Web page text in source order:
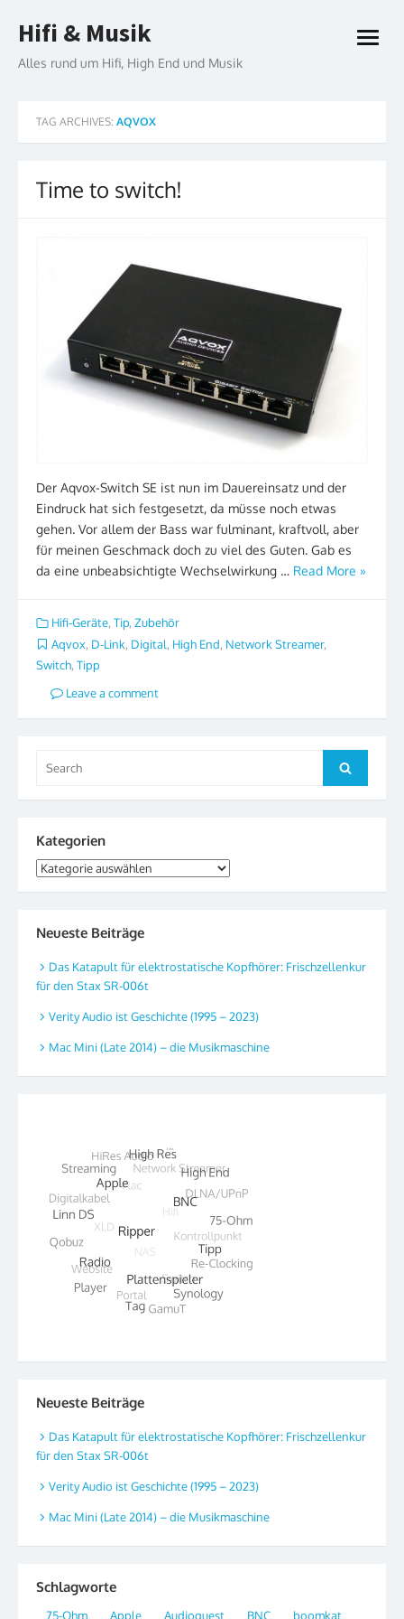
to
Hifi & Musik
Alles rund um Hifi, High End und Musik
open
TAG ARCHIVES: AQVOX
Time to switch!
Der Aqvox-Switch SE ist nun im Dauereinsatz und der
Eindruck hat sich festgesetzt, da müsse noch etwas
gehen. Vor allem der Bass war fulminant, kraftvoll, aber
für meinen Geschmack doch zu viel des Guten. Gab es
da eine unbeabsichtigte Wechselwirkung … Read More »
Hifi-Geräte, Tip, Zubehör
Aqvox, D-Link, Digital, High End, Network Streamer,
Switch, Tipp
Leave a comment
for:
Search
Kategorien
Kategorien
Neueste Beiträge
Das Katapult für elektrostatische Kopfhörer: Frischzellenkur
für den Stax SR-006t
Verity Audio ist Geschichte (1995 – 2023)
Mac Mini (Late 2014) – die Musikmaschine
Neueste Beiträge
Das Katapult für elektrostatische Kopfhörer: Frischzellenkur
für den Stax SR-006t
Verity Audio ist Geschichte (1995 – 2023)
Mac Mini (Late 2014) – die Musikmaschine
Schlagworte
75-Ohm Apple Audioquest BNC boomkat